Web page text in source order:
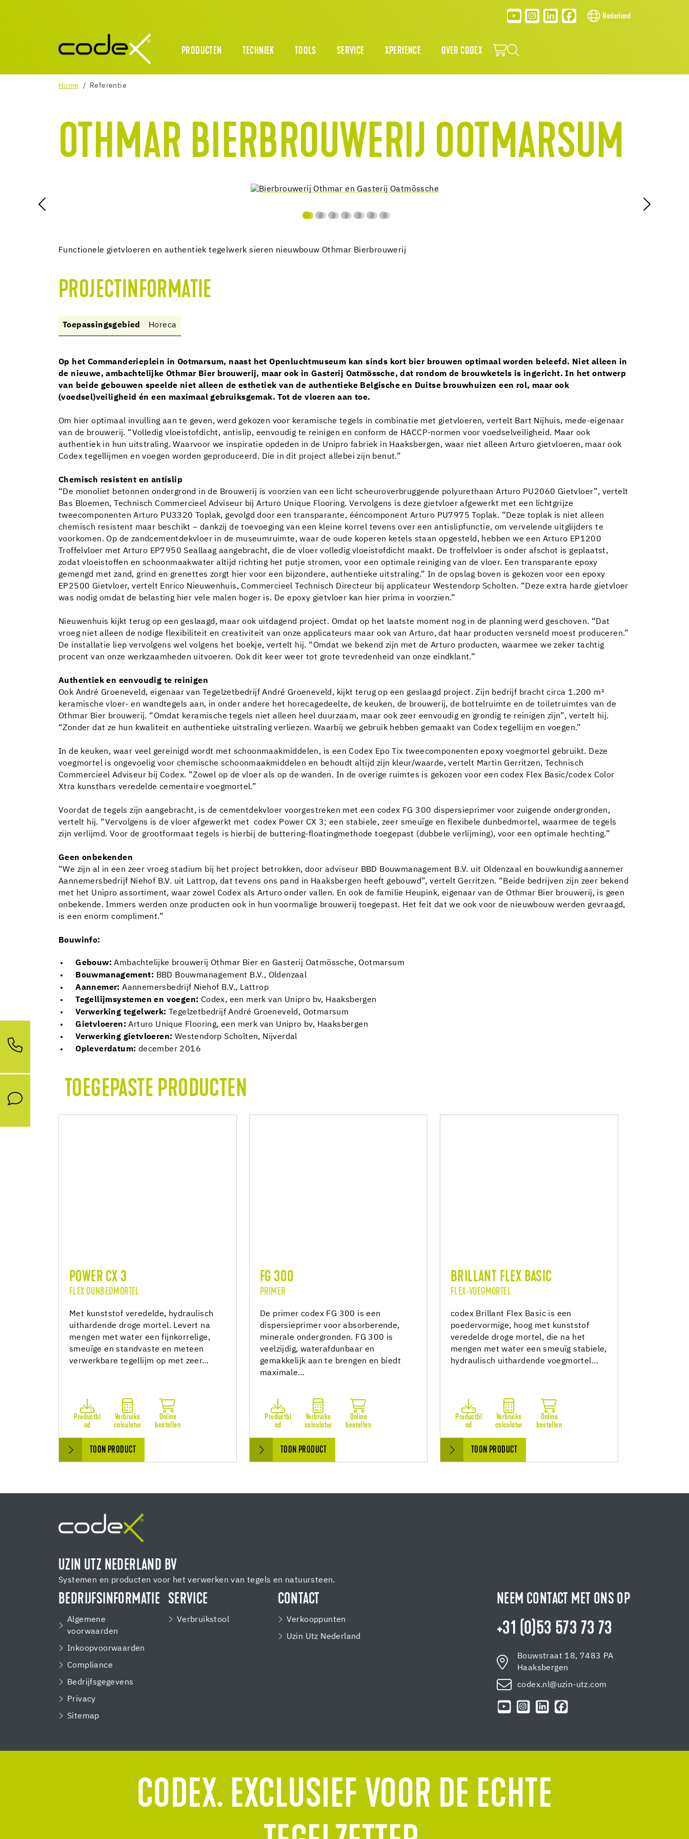
Nederland
PRODUCTEN TECHNIEK TOOLS SERVICE XPERIENCE OVER CODEX
Home Referentie
OTHMAR BIERBROUWERIJ OOTMARSUM
Functionele gietvloeren en authentiek tegelwerk sieren nieuwbouw Othmar Bierbrouwerij
PROJECTINFORMATIE
Toepassingsgebied Horeca
Op het Commanderieplein in Ootmarsum, naast het Openluchtmuseum kan sinds kort bier brouwen optimaal worden beleefd. Niet alleen in
de nieuwe, ambachtelijke Othmar Bier brouwerij, maar ook in Gasterij Oatmössche, dat rondom de brouwketels is ingericht. In het ontwerp
van beide gebouwen speelde niet alleen de esthetiek van de authentieke Belgische en Duitse brouwhuizen een rol, maar ook
(voedsel)veiligheid én een maximaal gebruiksgemak. Tot de vloeren aan toe.
Om hier optimaal invulling aan te geven, werd gekozen voor keramische tegels in combinatie met gietvloeren, vertelt Bart Nijhuis, mede-eigenaar
van de brouwerij. “Volledig vloeistofdicht, antislip, eenvoudig te reinigen en conform de HACCP-normen voor voedselveiligheid. Maar ook
authentiek in hun uitstraling. Waarvoor we inspiratie opdeden in de Unipro fabriek in Haaksbergen, waar niet alleen Arturo gietvloeren, maar ook
Codex tegellijmen en voegen worden geproduceerd. Die in dit project allebei zijn benut.”
Chemisch resistent en antislip
“De monoliet betonnen ondergrond in de Brouwerij is voorzien van een licht scheuroverbruggende polyurethaan Arturo PU2060 Gietvloer”, vertelt
Bas Bloemen, Technisch Commercieel Adviseur bij Arturo Unique Flooring. Vervolgens is deze gietvloer afgewerkt met een lichtgrijze
tweecomponenten Arturo PU3320 Toplak, gevolgd door een transparante, ééncomponent Arturo PU7975 Toplak. “Deze toplak is niet alleen
chemisch resistent maar beschikt – dankzij de toevoeging van een kleine korrel tevens over een antislipfunctie, om vervelende uitglijders te
voorkomen. Op de zandcementdekvloer in de museumruimte, waar de oude koperen ketels staan opgesteld, hebben we een Arturo EP1200
Troffelvloer met Arturo EP7950 Seallaag aangebracht, die de vloer volledig vloeistofdicht maakt. De troffelvloer is onder afschot is geplaatst,
zodat vloeistoffen en schoonmaakwater altijd richting het putje stromen, voor een optimale reiniging van de vloer. Een transparante epoxy
gemengd met zand, grind en grenettes zorgt hier voor een bijzondere, authentieke uitstraling.” In de opslag boven is gekozen voor een epoxy
EP2500 Gietvloer, vertelt Enrico Nieuwenhuis, Commercieel Technisch Directeur bij applicateur Westendorp Scholten. “Deze extra harde gietvloer
was nodig omdat de belasting hier vele malen hoger is. De epoxy gietvloer kan hier prima in voorzien.”
Nieuwenhuis kijkt terug op een geslaagd, maar ook uitdagend project. Omdat op het laatste moment nog in de planning werd geschoven. “Dat
vroeg niet alleen de nodige flexibiliteit en creativiteit van onze applicateurs maar ook van Arturo, dat haar producten versneld moest produceren.”
De installatie liep vervolgens wel volgens het boekje, vertelt hij. “Omdat we bekend zijn met de Arturo producten, waarmee we zeker tachtig
procent van onze werkzaamheden uitvoeren. Ook dit keer weer tot grote tevredenheid van onze eindklant.”
Authentiek en eenvoudig te reinigen
Ook André Groeneveld, eigenaar van Tegelzetbedrijf André Groeneveld, kijkt terug op een geslaagd project. Zijn bedrijf bracht circa 1.200 m²
keramische vloer- en wandtegels aan, in onder andere het horecagedeelte, de keuken, de brouwerij, de bottelruimte en de toiletruimtes van de
Othmar Bier brouwerij. “Omdat keramische tegels niet alleen heel duurzaam, maar ook zeer eenvoudig en grondig te reinigen zijn”, vertelt hij.
“Zonder dat ze hun kwaliteit en authentieke uitstraling verliezen. Waarbij we gebruik hebben gemaakt van Codex tegellijm en voegen.”
In de keuken, waar veel gereinigd wordt met schoonmaakmiddelen, is een Codex Epo Tix tweecomponenten epoxy voegmortel gebruikt. Deze
voegmortel is ongevoelig voor chemische schoonmaakmiddelen en behoudt altijd zijn kleur/waarde, vertelt Martin Gerritzen, Technisch
Commercieel Adviseur bij Codex. “Zowel op de vloer als op de wanden. In de overige ruimtes is gekozen voor een codex Flex Basic/codex Color
Xtra kunsthars veredelde cementaire voegmortel.”
Voordat de tegels zijn aangebracht, is de cementdekvloer voorgestreken met een codex FG 300 dispersieprimer voor zuigende ondergronden,
vertelt hij. “Vervolgens is de vloer afgewerkt met codex Power CX 3; een stabiele, zeer smeuïge en flexibele dunbedmortel, waarmee de tegels
zijn verlijmd. Voor de grootformaat tegels is hierbij de buttering-floatingmethode toegepast (dubbele verlijming), voor een optimale hechting.”
Geen onbekenden
“We zijn al in een zeer vroeg stadium bij het project betrokken, door adviseur BBD Bouwmanagement B.V. uit Oldenzaal en bouwkundig aannemer
Aannemersbedrijf Niehof B.V. uit Lattrop, dat tevens ons pand in Haaksbergen heeft gebouwd”, vertelt Gerritzen. “Beide bedrijven zijn zeer bekend
met het Unipro assortiment, waar zowel Codex als Arturo onder vallen. En ook de familie Heupink, eigenaar van de Othmar Bier brouwerij, is geen
onbekende. Immers werden onze producten ook in hun voormalige brouwerij toegepast. Het feit dat we ook voor de nieuwbouw werden gevraagd,
is een enorm compliment.”
Bouwinfo:
Gebouw: Ambachtelijke brouwerij Othmar Bier en Gasterij Oatmössche, Ootmarsum
Bouwmanagement: BBD Bouwmanagement B.V., Oldenzaal
Aannemer: Aannemersbedrijf Niehof B.V., Lattrop
Tegellijmsystemen en voegen: Codex, een merk van Unipro bv, Haaksbergen
Verwerking tegelwerk:
Tegelzetbedrijf André Groeneveld, Ootmarsum
Gietvloeren: Arturo Unique Flooring, een merk van Unipro bv, Haaksbergen
Verwerking gietvloeren: Westendorp Scholten, Nijverdal
Opleverdatum: december 2016
TOEGEPASTE PRODUCTEN
POWER CX 3
FLEX DUNBEDMORTEL
Met kunststof veredelde, hydraulisch
uithardende droge mortel. Levert na
mengen met water een fijnkorrelige,
smeuïge en standvaste en meteen
verwerkbare tegellijm op met zeer…
Productbl
ad
Verbruiks
calculator
Online
bestellen
TOON PRODUCT
FG 300
PRIMER
De primer codex FG 300 is een
dispersieprimer voor absorberende,
minerale ondergronden. FG 300 is
veelzijdig, waterafdunbaar en
gemakkelijk aan te brengen en biedt
maximale…
Productbl
ad
Verbruiks
calculator
Online
bestellen
TOON PRODUCT
BRILLANT FLEX BASIC
FLEX-VOEGMORTEL
codex Brillant Flex Basic is een
poedervormige, hoog met kunststof
veredelde droge mortel, die na het
mengen met water een smeuïg stabiele,
hydraulisch uithardende voegmortel…
Productbl
ad
Verbruiks
calculator
Online
bestellen
TOON PRODUCT
UZIN UTZ NEDERLAND BV
Systemen en producten voor het verwerken van tegels en natuursteen.
BEDRIJFSINFORMATIE
Algemene
voorwaarden
Inkoopvoorwaarden
Compliance
Bedrijfsgegevens
Privacy
Sitemap
SERVICE
Verbruikstool
CONTACT
Verkooppunten
Uzin Utz Nederland
NEEM CONTACT MET ONS OP
+31 (0)53 573 73 73
Bouwstraat 18, 7483 PA
Haaksbergen
codex.nl@uzin-utz.com
CODEX. EXCLUSIEF VOOR DE ECHTE